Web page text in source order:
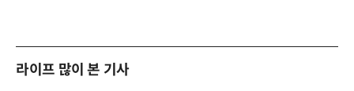
라이프 많이 본 기사